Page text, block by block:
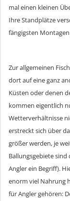
mal einen kleinen
Ihre Standplätze
fängigsten
Zur allgemeinen
dort auf eine ganz
Küsten oder denen
kommen eigentlich
Wetterverhältnisse
erstreckt sich über
größer werden, je
Ballungsgebiete
Angler ein Begriff).
enorm viel Nahrung
für Angler gehören: